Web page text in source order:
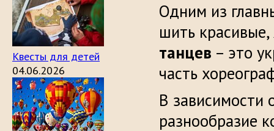
Квесты для детей
04.06.2026
Одним из
шить
танцев – это
часть
В зависимости
разнообразие